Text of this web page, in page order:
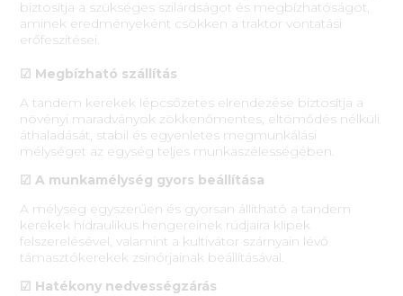
biztosítja a szükséges szilárdságot és megbízhatóságot,
aminek eredményeként csökken a traktor vontatási
erőfeszítései.
☑ Megbízható szállítás
A tandem kerekek lépcsőzetes elrendezése biztosítja a
növényi maradványok zökkenőmentes, eltömődés nélküli
áthaladását, stabil és egyenletes megmunkálási
mélységet az egység teljes munkaszélességében.
☑ A munkamélység gyors beállítása
A mélység egyszerűen és gyorsan állítható a tandem
kerekek hidraulikus hengereinek rúdjaira klipek
felszerelésével, valamint a kultivátor szárnyain lévő
támasztókerekek zsinórjainak beállításával.
☑ Hatékony nedvességzárás